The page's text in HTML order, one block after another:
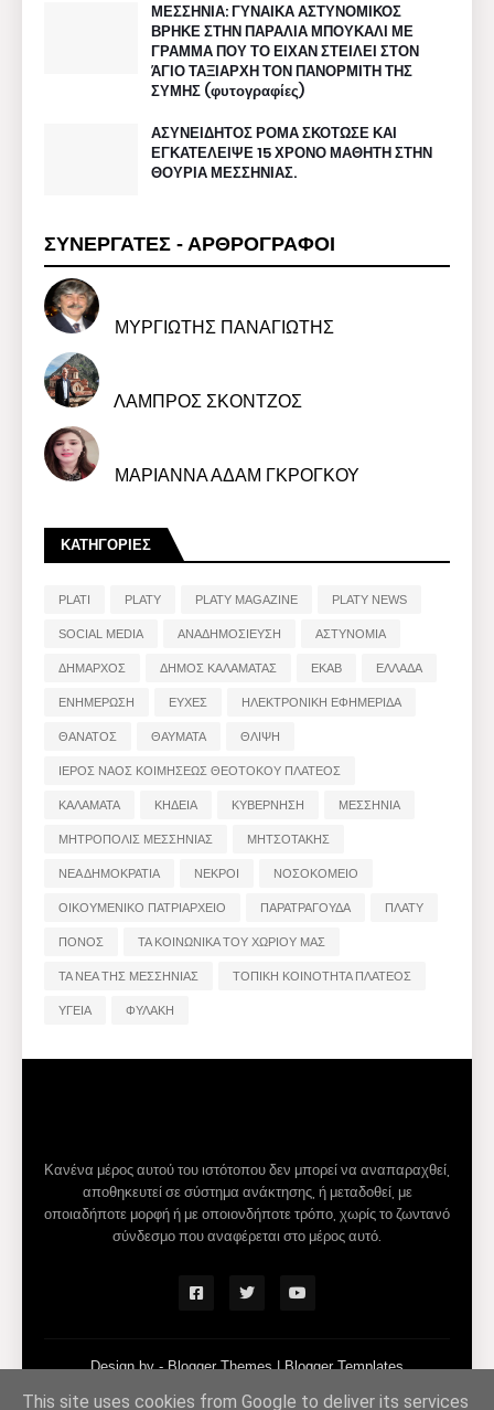
ΜΕΣΣΗΝΙΑ: ΓΥΝΑΙΚΑ ΑΣΤΥΝΟΜΙΚΟΣ
ΒΡΗΚΕ ΣΤΗΝ ΠΑΡΑΛΙΑ ΜΠΟΥΚΑΛΙ ΜΕ
ΓΡΑΜΜΑ ΠΟΥ ΤΟ ΕΙΧΑΝ ΣΤΕΙΛΕΙ ΣΤΟΝ
ΆΓΙΟ ΤΑΞΙΑΡΧΗ ΤΟΝ ΠΑΝΟΡΜΙΤΗ ΤΗΣ
ΣΥΜΗΣ (φυτογραφίες)
ΑΣΥΝΕΙΔΗΤΟΣ ΡΟΜΑ ΣΚΟΤΩΣΕ ΚΑΙ
ΕΓΚΑΤΕΛΕΙΨΕ 15 ΧΡΟΝΟ ΜΑΘΗΤΗ ΣΤΗΝ
ΘΟΥΡΙΑ ΜΕΣΣΗΝΙΑΣ.
ΣΥΝΕΡΓΑΤΕΣ - ΑΡΘΡΟΓΡΑΦΟΙ
ΜΥΡΓΙΩΤΗΣ ΠΑΝΑΓΙΩΤΗΣ
ΛΑΜΠΡΟΣ ΣΚΟΝΤΖΟΣ
ΜΑΡΙΑΝΝΑ ΑΔΑΜ ΓΚΡΟΓΚΟΥ
ΚΑΤΗΓΟΡΙΕΣ
PLATI PLATY PLATY MAGAZINE PLATY NEWS
SOCIAL MEDIA ΑΝΑΔΗΜΟΣΙΕΥΣΗ ΑΣΤΥΝΟΜΙΑ
ΔΗΜΑΡΧΟΣ ΔΗΜΟΣ ΚΑΛΑΜΑΤΑΣ ΕΚΑΒ ΕΛΛΑΔΑ
ΕΝΗΜΕΡΩΣΗ ΕΥΧΕΣ ΗΛΕΚΤΡΟΝΙΚΗ ΕΦΗΜΕΡΙΔΑ
ΘΑΝΑΤΟΣ ΘΑΥΜΑΤΑ ΘΛΙΨΗ
ΙΕΡΟΣ ΝΑΟΣ ΚΟΙΜΗΣΕΩΣ ΘΕΟΤΟΚΟΥ ΠΛΑΤΕΟΣ
ΚΑΛΑΜΑΤΑ ΚΗΔΕΙΑ ΚΥΒΕΡΝΗΣΗ ΜΕΣΣΗΝΙΑ
ΜΗΤΡΟΠΟΛΙΣ ΜΕΣΣΗΝΙΑΣ ΜΗΤΣΟΤΑΚΗΣ
ΝΕΑ ΔΗΜΟΚΡΑΤΙΑ ΝΕΚΡΟΙ ΝΟΣΟΚΟΜΕΙΟ
ΟΙΚΟΥΜΕΝΙΚΟ ΠΑΤΡΙΑΡΧΕΙΟ ΠΑΡΑΤΡΑΓΟΥΔΑ ΠΛΑΤΥ
ΠΟΝΟΣ ΤΑ ΚΟΙΝΩΝΙΚΑ ΤΟΥ ΧΩΡΙΟΥ ΜΑΣ
ΤΑ ΝΕΑ ΤΗΣ ΜΕΣΣΗΝΙΑΣ ΤΟΠΙΚΗ ΚΟΙΝΟΤΗΤΑ ΠΛΑΤΕΟΣ
ΥΓΕΙΑ ΦΥΛΑΚΗ
Κανένα μέρος αυτού του ιστότοπου δεν μπορεί να αναπαραχθεί,
αποθηκευτεί σε σύστημα ανάκτησης, ή μεταδοθεί, με
οποιαδήποτε μορφή ή με οποιονδήποτε τρόπο, χωρίς το ζωντανό
σύνδεσμο που αναφέρεται στο μέρος αυτό.
Design by -Blogger Themes|Blogger Templates
This site uses cookies from Google to deliver its services